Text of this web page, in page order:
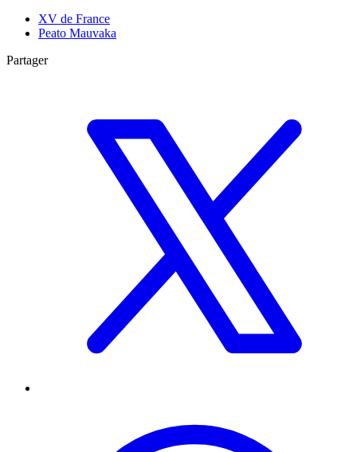
XV de France
Peato Mauvaka
Partager